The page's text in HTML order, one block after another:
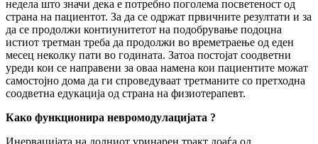
недела што значи дека е потребно поголема посветеност од
страна на пациентот. За да се одржат првичните резултати и за
да се продолжи контиунитетот на подобрување подоцна
истиот третман треба да продолжи во времетраење од еден
месец неколку пати во годината. Затоа постојат соодветни
уреди кои се направени за оваа намена кои пациентите можат
самостојно дома да ги спроведуваат третманите со претходна
соодветна едукација од страна на физиотерапевт.
Како функционира невромодулацијата ?